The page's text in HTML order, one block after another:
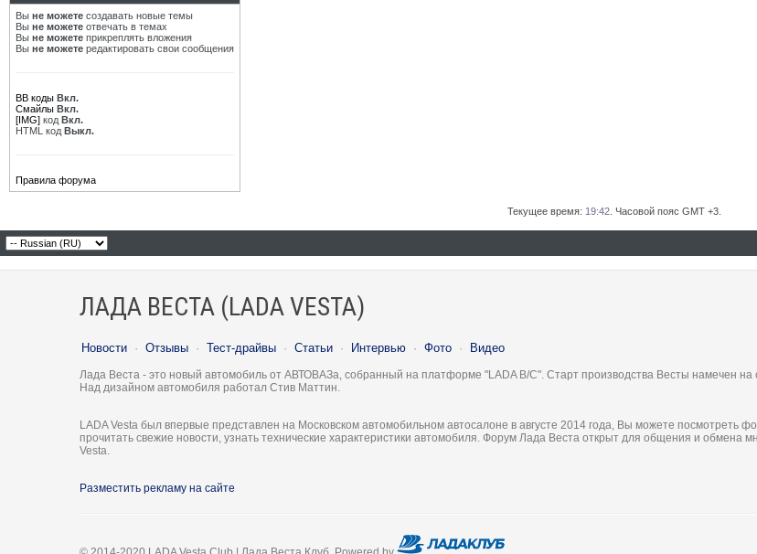
Вы не можете создавать новые темы
Вы не можете отвечать в темах
Вы не можете прикреплять вложения
Вы не можете редактировать свои сообщения
BB коды Вкл.
Смайлы Вкл.
[IMG] код Вкл.
HTML код Выкл.
Правила форума
Текущее время: 19:42 . Часовой пояс GMT +3.
ЛАДА ВЕСТА (LADA VESTA)
Новости · Отзывы · Тест-драйвы · Статьи · Интервью · Фото · Видео
Лада Веста - это новый автомобиль от АВТОВАЗа, собранный на платформе "LADA B/C". Старт производства Весты намечен на
Над дизайном автомобиля работал Стив Маттин.
LADA Vesta был впервые представлен на Московском автомобильном автосалоне в августе 2014 года, Вы можете посмотреть
прочитать свежие новости, узнать технические характеристики автомобиля. Форум Лада Веста открыт для общения и обмена
Vesta.
Разместить рекламу на сайте